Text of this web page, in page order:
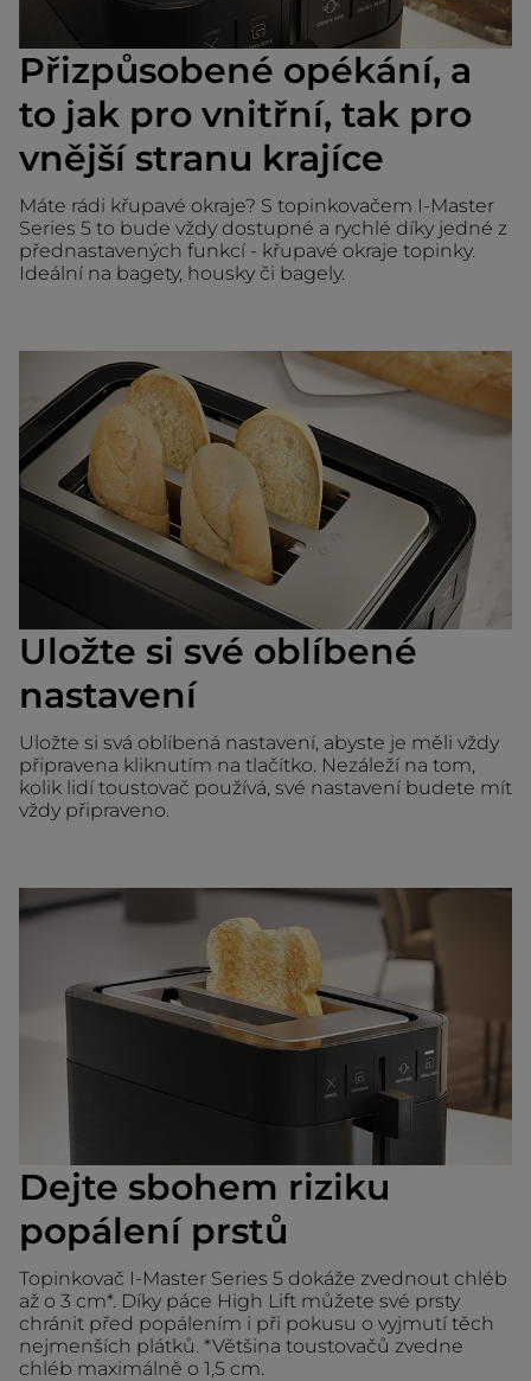
Přizpůsobené opékání, a
to jak pro vnitřní, tak pro
vnější stranu krajíce
Máte rádi křupavé okraje? S topinkovačem I-Master
Series 5 to bude vždy dostupné a rychlé díky jedné z
přednastavených funkcí - křupavé okraje topinky.
Ideální na bagety, housky či bagely.
Uložte si své oblíbené
nastavení
Uložte si svá oblíbená nastavení, abyste je měli vždy
připravena kliknutím na tlačítko. Nezáleží na tom,
kolik lidí toustovač používá, své nastavení budete mít
vždy připraveno.
Dejte sbohem riziku
popálení prstů
Topinkovač I-Master Series 5 dokáže zvednout chléb
až o 3 cm*. Díky páce High Lift můžete své prsty
chránit před popálením i při pokusu o vyjmutí těch
nejmenších plátků. *Většina toustovačů zvedne
chléb maximálně o 1,5 cm.